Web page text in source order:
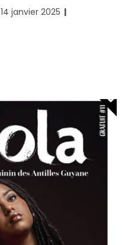
14 janvier 2025